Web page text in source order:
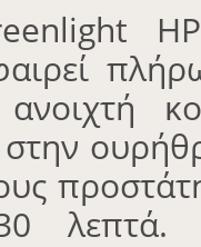
λεπτά.